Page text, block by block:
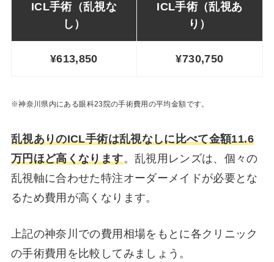
ICL手術（乱視な
し）
ICL手術（乱視あ
り）
¥613,850 ¥730,750
※神奈川県内にある眼科23院の手術費用の平均金額です。
乱視ありのICL手術は乱視なしに比べて金額11.6
万円ほど高くなります。 乱視用レンズは、個々の
乱視軸に合わせた特注オーダーメイドが必要とな
るため費用が高くなります。
上記の神奈川での費用相場をもとに各クリニック
の手術費用を比較してみましょう。